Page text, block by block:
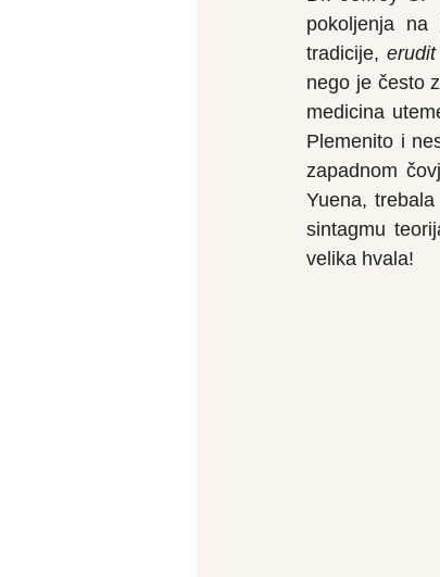
pokoljenja na
tradicije,
nego je često
medicina
Plemenito i
zapadnom
Yuena,
sintagmu
velika hvala!